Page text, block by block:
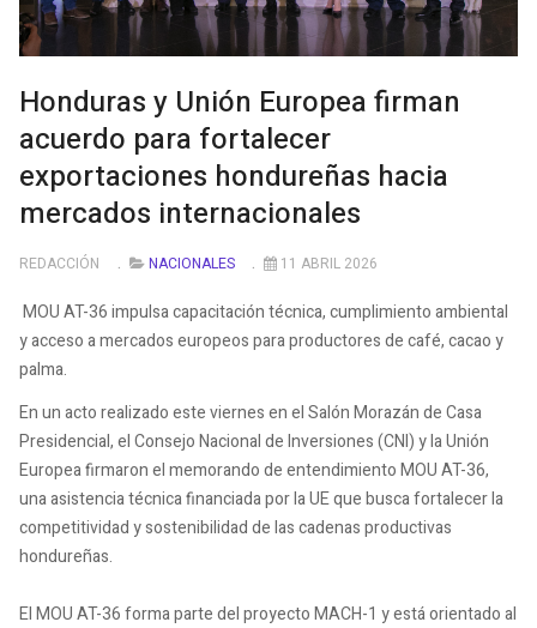
Honduras y Unión Europea firman
acuerdo para fortalecer
exportaciones hondureñas hacia
mercados internacionales
REDACCIÓN NACIONALES 11 ABRIL 2026
MOU AT-36 impulsa capacitación técnica, cumplimiento ambiental
y acceso a mercados europeos para productores de café, cacao y
palma.
En un acto realizado este viernes en el Salón Morazán de Casa
Presidencial, el Consejo Nacional de Inversiones (CNI) y la Unión
Europea firmaron el memorando de entendimiento MOU AT-36,
una asistencia técnica financiada por la UE que busca fortalecer la
competitividad y sostenibilidad de las cadenas productivas
hondureñas.
El MOU AT-36 forma parte del proyecto MACH-1 y está orientado al